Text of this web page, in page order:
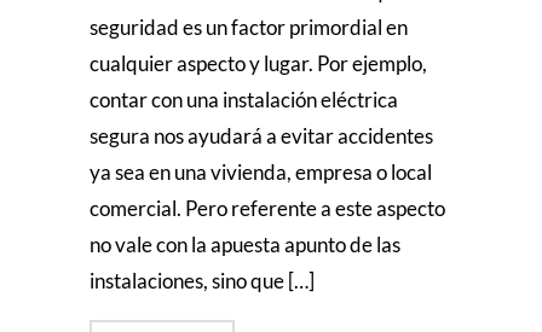
seguridad es un factor primordial en
cualquier aspecto y lugar. Por ejemplo,
contar con una instalación eléctrica
segura nos ayudará a evitar accidentes
ya sea en una vivienda, empresa o local
comercial. Pero referente a este aspecto
no vale con la apuesta apunto de las
instalaciones, sino que […]